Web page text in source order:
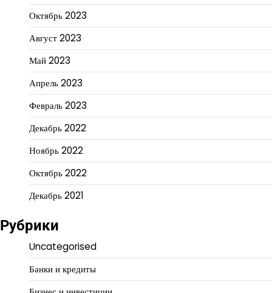
Октябрь 2023
Август 2023
Май 2023
Апрель 2023
Февраль 2023
Декабрь 2022
Ноябрь 2022
Октябрь 2022
Декабрь 2021
Рубрики
Uncategorised
Банки и кредиты